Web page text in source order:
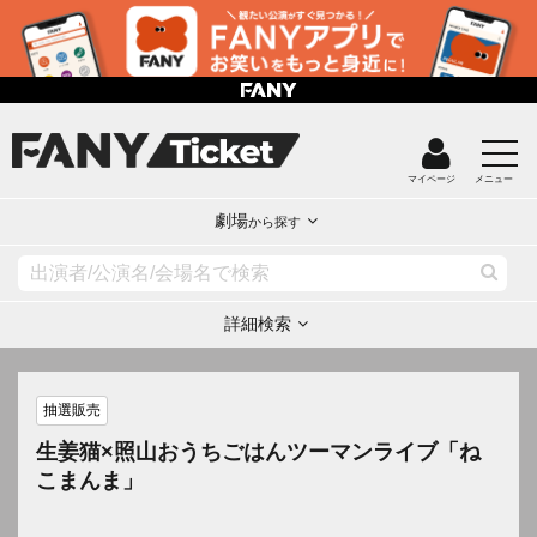
マイページ メニュー
劇場から探す
詳細検索
抽選販売
生姜猫×照山おうちごはんツーマンライブ「ね
こまんま」